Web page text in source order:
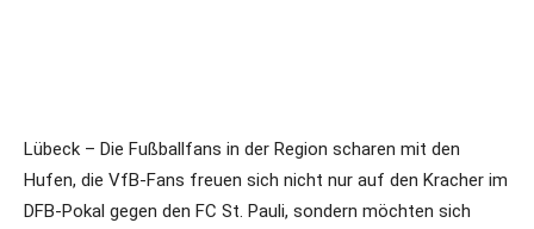
Lübeck – Die Fußballfans in der Region scharen mit den
Hufen, die VfB-Fans freuen sich nicht nur auf den Kracher im
DFB-Pokal gegen den FC St. Pauli, sondern möchten sich